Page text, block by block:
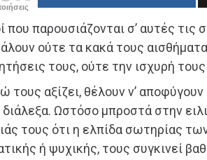
που παρουσιάζονται σ’ αυτές τις
ούτε τα κακά τους
τους, ούτε την ισχυρή
τους αξίζει, θέλουν ν’ αποφύγουν
διάλεξα. Ωστόσο μπροστά στην
τους ότι η ελπίδα σωτηρίας
ή ψυχικής, τους συγκινεί